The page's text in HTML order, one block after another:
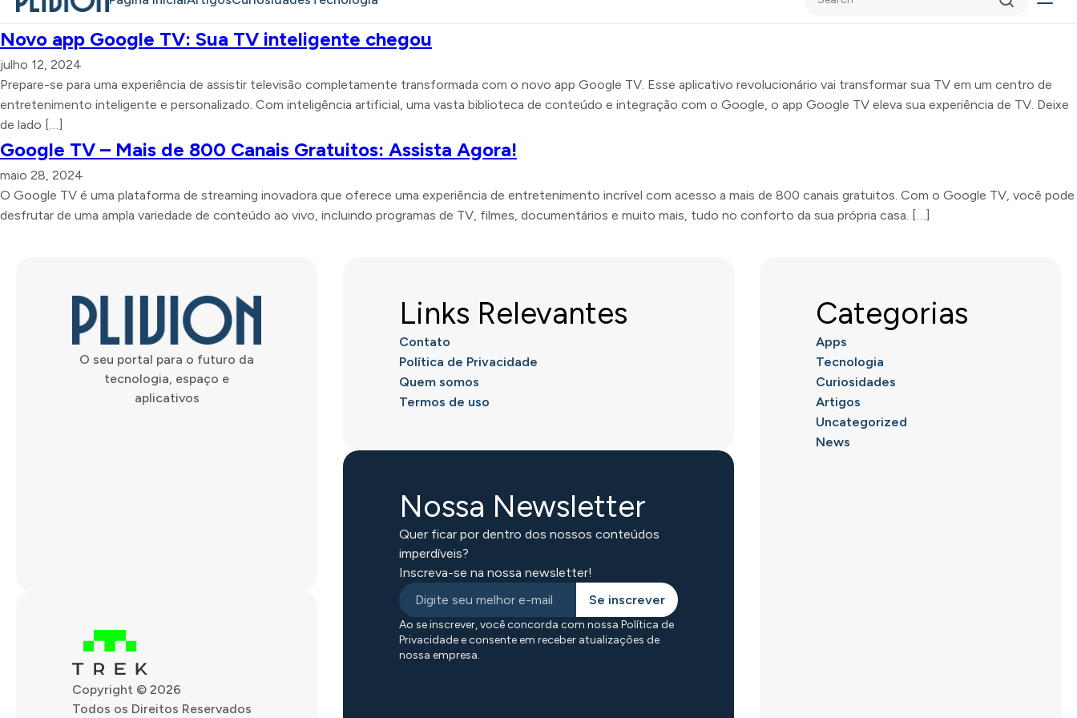
Novo app Google TV: Sua TV inteligente chegou
julho 12, 2024
Prepare-se para uma experiência de assistir televisão completamente transformada com o novo app Google TV. Esse aplicativo revolucionário vai transformar sua TV em um centro de
entretenimento inteligente e personalizado. Com inteligência artificial, uma vasta biblioteca de conteúdo e integração com o Google, o app Google TV eleva sua experiência de TV. Deixe
de lado […]
Google TV – Mais de 800 Canais Gratuitos: Assista Agora!
maio 28, 2024
O Google TV é uma plataforma de streaming inovadora que oferece uma experiência de entretenimento incrível com acesso a mais de 800 canais gratuitos. Com o Google TV, você pode
desfrutar de uma ampla variedade de conteúdo ao vivo, incluindo programas de TV, filmes, documentários e muito mais, tudo no conforto da sua própria casa. […]
O seu portal para o futuro da
tecnologia, espaço e
aplicativos
Copyright © 2026
Todos os Direitos Reservados
Links Relevantes
Contato
Política de Privacidade
Quem somos
Termos de uso
Nossa Newsletter
Quer ficar por dentro dos nossos conteúdos
imperdíveis?
Inscreva-se na nossa newsletter!
Se inscrever
Ao se inscrever, você concorda com nossa Política de
Privacidade e consente em receber atualizações de
nossa empresa.
Categorias
Apps
Tecnologia
Curiosidades
Artigos
Uncategorized
News